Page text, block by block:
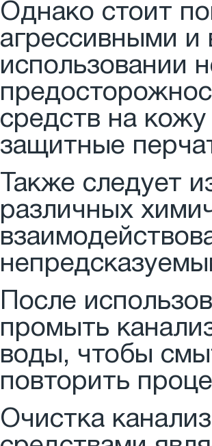
Однако стоит
агрессивными и
использовании
средств на
защитные
Также следует
различных
После
промыть
воды, чтобы
повторить
Очистка